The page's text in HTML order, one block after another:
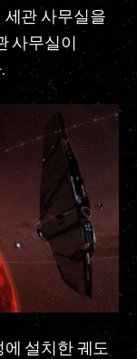
세관 사무실을
사무실이
설치한 궤도